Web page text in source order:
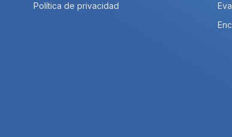
Política de privacidad